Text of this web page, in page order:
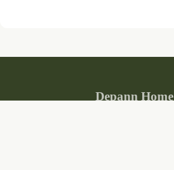
Depann Home